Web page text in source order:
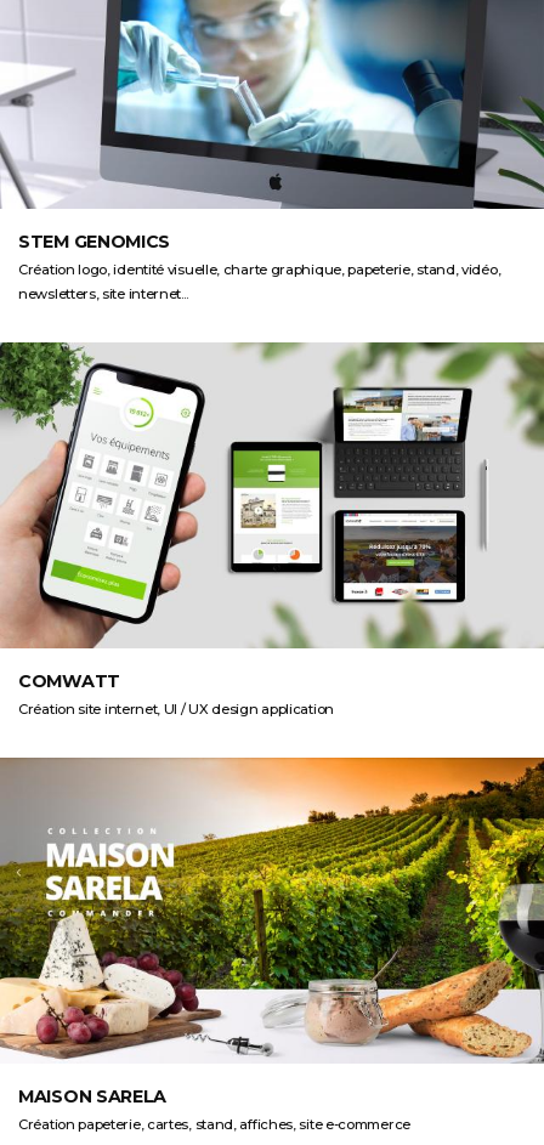
STEM GENOMICS
Création logo, identité visuelle, charte graphique, papeterie, stand, vidéo,
newsletters, site internet...
COMWATT
Création site internet, UI / UX design application
MAISON SARELA
Création papeterie, cartes, stand, affiches, site e-commerce